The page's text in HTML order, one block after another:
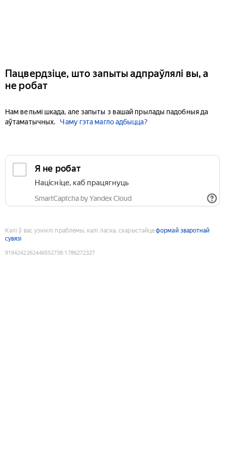
Пацвердзіце, што запыты адпраўлялі вы, а
не робат
Нам вельмі шкада, але запыты з вашай прылады падобныя да
аўтаматычных.
Чаму гэта магло адбыцца?
Я не робат
Націсніце, каб працягнуць
SmartCaptcha by Yandex Cloud
Калі ў вас узніклі праблемы, калі ласка, скарыстайцеформай зваротнай
сувязі
9194242262446552738:1786272327